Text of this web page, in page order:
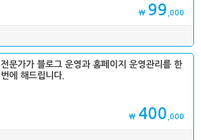
₩ 99 ,000
전문가가 블로그 운영과 홈페이지 운영관리를 한
번에 해드립니다.
₩ 400 ,000